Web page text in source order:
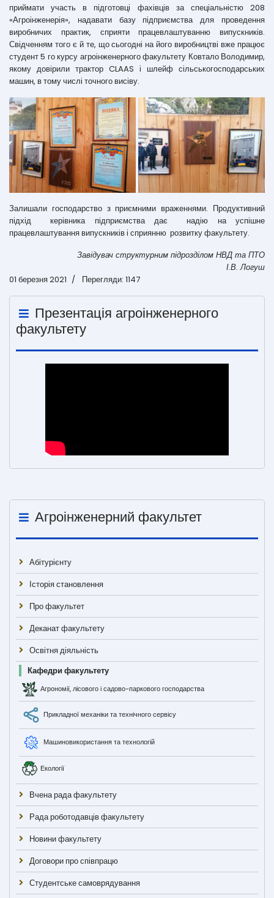
приймати участь в підготовці фахівців за спеціальністю 208
«Агроінженерія», надавати базу підприємства для проведення
виробничих практик, сприяти працевлаштуванню випускників.
Свідченням того є й те, що сьогодні на його виробництві вже працює
студент 5 го курсу агроінженерного факультету Ковтало Володимир,
якому довірили трактор CLAAS і шлейф сільськогосподарських
машин, в тому числі точного висіву.
Залишали господарство з приємними враженнями. Продуктивний
підхід керівника підприємства дає надію на успішне
працевлаштування випускників і сприянню розвитку факультету.
Завідувач структурним підрозділом НВД та ПТО
І.В. Логуш
01 березня 2021
Перегляди: 1147
Презентація агроінженерного
факультету
Агроінженерний факультет
Абітурієнту
Історія становлення
Про факультет
Деканат факультету
Освітня діяльність
Кафедри факультету
Агрономії, лісового і садово-паркового господарства
Прикладної механіки та технічного сервісу
Машиновикористання та технологій
Екології
Вчена рада факультету
Рада роботодавців факультету
Новини факультету
Договори про співпрацю
Студентське самоврядування